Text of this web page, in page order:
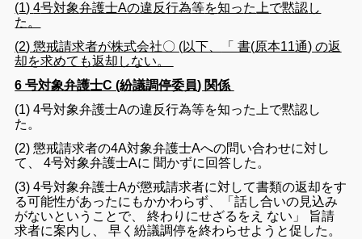
(1)4号対象弁護士Aの違反行為等を知った 上で黙認し
た 。
(2)懲戒請求者が株式会社〇 (以下 「書(原本11通) の返
却を求めて も返却 しない。
6 号対象弁護士C (紛議調停委員) 関係
(1)4号対象弁護士Aの違反行為等を知った 上で黙認し
た 。
(2)懲戒請求者の4A対象弁護士Aへの問い合わせに対し
て
、4号対象弁護士Aに 聞かずに 回答した 。
(3)4号対象弁護士Aが懲戒請求者に対して書類の返却をす
る可能性があったに もかかわらず 「話し合いの見込み
がないという こと で、終わり にせざる を え ない 」 旨請
求者に案内 し 、早く紛議調停を終わらせよ う と促した 。